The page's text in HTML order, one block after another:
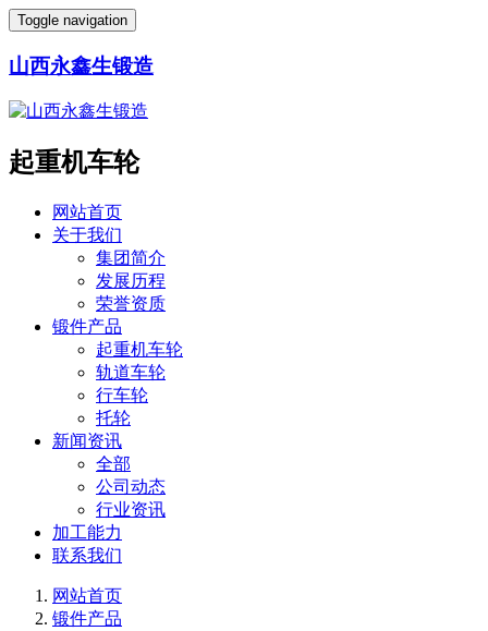
Toggle navigation
山西永鑫生锻造
起重机车轮
网站首页
关于我们
集团简介
发展历程
荣誉资质
锻件产品
起重机车轮
轨道车轮
行车轮
托轮
新闻资讯
全部
公司动态
行业资讯
加工能力
联系我们
网站首页
锻件产品